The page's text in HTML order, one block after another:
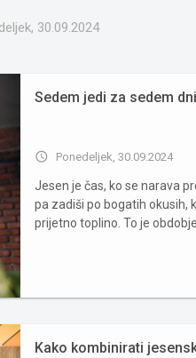
30.09.2024
Sedem jedi za sedem dni
access_time Ponedeljek, 30.09.2024
Jesen je čas, ko se narava
pa zadiši po bogatih okusih,
prijetno toplino. To je
Kako kombinirati